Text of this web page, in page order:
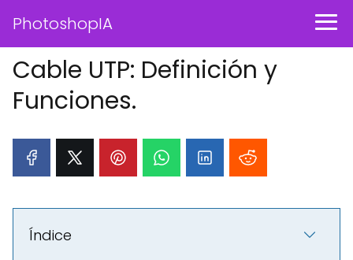
PhotoshopIA
Cable UTP: Definición y
Funciones.
Índice